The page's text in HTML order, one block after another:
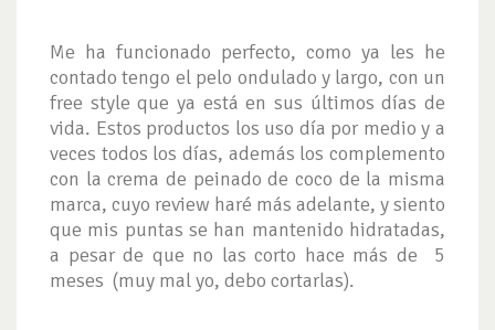
Me ha funcionado perfecto, como ya les he
contado tengo el pelo ondulado y largo, con un
free style que ya está en sus últimos días de
vida. Estos productos los uso día por medio y a
veces todos los días, además los complemento
con la crema de peinado de coco de la misma
marca, cuyo review haré más adelante, y siento
que mis puntas se han mantenido hidratadas,
a pesar de que no las corto hace más de 5
meses (muy mal yo, debo cortarlas).